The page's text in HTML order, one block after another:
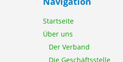
Startseite
Über uns
Der Verband
Die Geschäftsstelle